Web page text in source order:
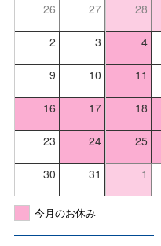
26 27 28
2 3 4
9 10 11
16 17 18
23 24 25
30 31 1
今月のお休み